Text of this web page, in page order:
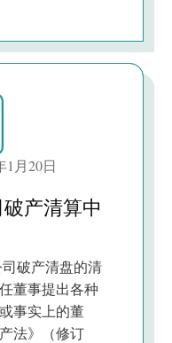
1月20日
产清算中
司破产清盘的清
董事提出各种
事实上的董
法》（修订